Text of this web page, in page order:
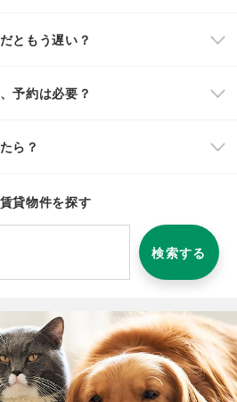
ともう遅い？
予約は必要？
ら？
貸物件を探す
検索する